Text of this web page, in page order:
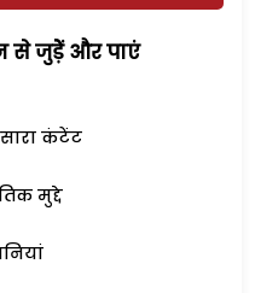
से जुड़ेें और पाएं
कंटेंट
मुद्दे